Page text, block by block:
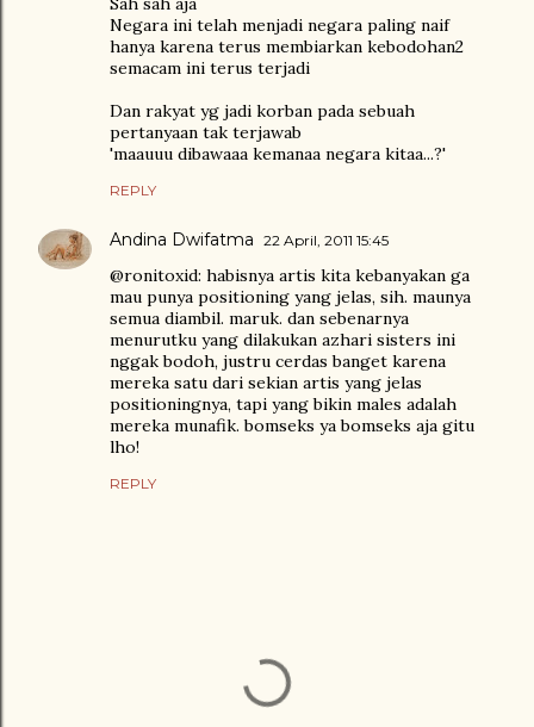
Negara ini telah menjadi negara paling naif
hanya karena terus membiarkan kebodohan2
semacam ini terus terjadi
Dan rakyat yg jadi korban pada sebuah
pertanyaan tak terjawab
'maauuu dibawaaa kemanaa negara kitaa...?'
REPLY
Andina Dwifatma 22 April, 2011 15:45
@ronitoxid: habisnya artis kita kebanyakan ga
mau punya positioning yang jelas, sih. maunya
semua diambil. maruk. dan sebenarnya
menurutku yang dilakukan azhari sisters ini
nggak bodoh, justru cerdas banget karena
mereka satu dari sekian artis yang jelas
positioningnya, tapi yang bikin males adalah
mereka munafik. bomseks ya bomseks aja gitu
lho!
REPLY